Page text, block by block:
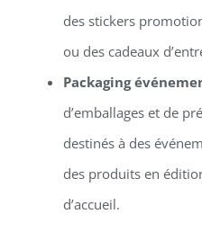
des stickers
ou des cadeaux
Packaging
d’emballages et de
destinés à des
des produits en
d’accueil.